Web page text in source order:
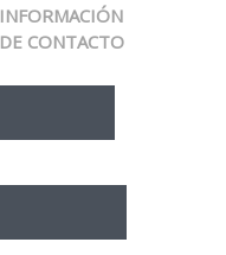
INFORMACIÓN
DE CONTACTO